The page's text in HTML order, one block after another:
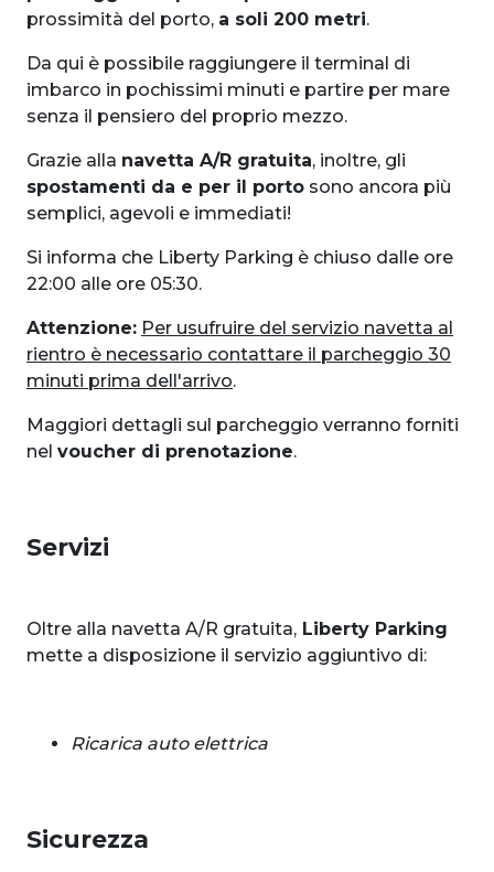
prossimità del porto, a soli 200 metri.
Da qui è possibile raggiungere il terminal di
imbarco in pochissimi minuti e partire per mare
senza il pensiero del proprio mezzo.
Grazie alla navetta A/R gratuita, inoltre, gli
spostamenti da e per il porto sono ancora più
semplici, agevoli e immediati!
Si informa che Liberty Parking è chiuso dalle ore
22:00 alle ore 05:30.
Attenzione: Per usufruire del servizio navetta al
rientro è necessario contattare il parcheggio 30
minuti prima dell'arrivo.
Maggiori dettagli sul parcheggio verranno forniti
nel voucher di prenotazione.
Servizi
Oltre alla navetta A/R gratuita, Liberty Parking
mette a disposizione il servizio aggiuntivo di:
Ricarica auto elettrica
Sicurezza